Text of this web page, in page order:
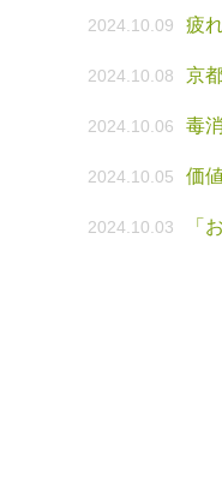
2024.10.09 疲
2024.10.08 京
2024.10.06 毒
2024.10.05 価
2024.10.03 「